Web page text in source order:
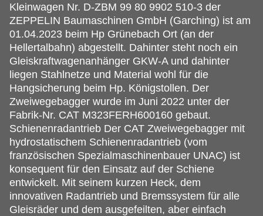
Kleinwagen Nr. D-ZBM 99 80 9902 510-3 der
ZEPPELIN Baumaschinen GmbH (Garching) ist am
01.04.2023 beim Hp Grünebach Ort (an der
Hellertalbahn) abgestellt. Dahinter steht noch ein
Gleiskraftwagenanhänger GKW-A und dahinter
liegen Stahlnetze und Material wohl für die
Hangsicherung beim Hp. Königstollen. Der
Zweiwegebagger wurde im Juni 2022 unter der
Fabrik-Nr. CAT M323FERH600160 gebaut.
Schienenradantrieb Der CAT Zweiwegebagger mit
hydrostatischem Schienenradantrieb (vom
französischen Spezialmaschinenbauer UNAC) ist
konsequent für den Einsatz auf der Schiene
entwickelt. Mit seinem kurzen Heck, dem
innovativen Radantrieb und Bremssystem für alle
Gleisräder und dem ausgefeilten, aber einfach